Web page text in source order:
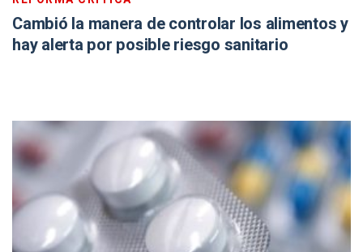
Cambió la manera de controlar los alimentos y
hay alerta por posible riesgo sanitario